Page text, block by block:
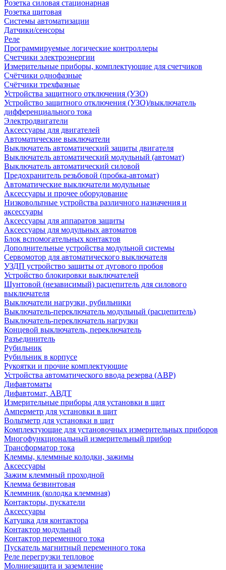
Розетка силовая стационарная
Розетка щитовая
Системы автоматизации
Датчики/сенсоры
Реле
Программируемые логические контроллеры
Счетчики электроэнергии
Измерительные приборы, комплектующие для счетчиков
Счётчики однофазные
Счётчики трехфазные
Устройства защитного отключения (УЗО)
Устройство защитного отключения (УЗО)/выключатель
дифференциального тока
Электродвигатели
Аксессуары для двигателей
Автоматические выключатели
Выключатель автоматический защиты двигателя
Выключатель автоматический модульный (автомат)
Выключатель автоматический силовой
Предохранитель резьбовой (пробка-автомат)
Автоматические выключатели модульные
Аксессуары и прочее оборудование
Низковольтные устройства различного назначения и
аксессуары
Аксессуары для аппаратов защиты
Аксессуары для модульных автоматов
Блок вспомогательных контактов
Дополнительные устройства модульной системы
Сервомотор для автоматического выключателя
УЗДП устройство защиты от дугового пробоя
Устройство блокировки выключателей
Шунтовой (независимый) расцепитель для силового
выключателя
Выключатели нагрузки, рубильники
Выключатель-переключатель модульный (расцепитель)
Выключатель-переключатель нагрузки
Концевой выключатель, переключатель
Разъединитель
Рубильник
Рубильник в корпусе
Рукоятки и прочие комплектующие
Устройства автоматического ввода резерва (АВР)
Дифавтоматы
Дифавтомат, АВДТ
Измерительные приборы для установки в щит
Амперметр для установки в щит
Вольтметр для установки в щит
Комплектующие для установочных измерительных приборов
Многофункциональный измерительный прибор
Трансформатор тока
Клеммы, клеммные колодки, зажимы
Аксессуары
Зажим клеммный проходной
Клемма безвинтовая
Клеммник (колодка клеммная)
Контакторы, пускатели
Аксессуары
Катушка для контактора
Контактор модульный
Контактор переменного тока
Пускатель магнитный переменного тока
Реле перегрузки тепловое
Молниезащита и заземление